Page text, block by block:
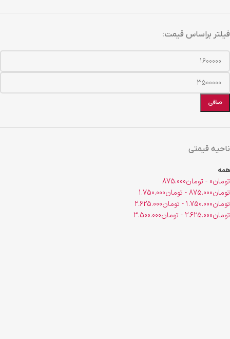
فیلتر براساس قیمت:
صافی
ناحیه قیمتی
همه
تومان0
- تومان875.000
تومان875.000
- تومان1.750.000
تومان1.750.000
- تومان2.625.000
تومان2.625.000
- تومان3.500.000